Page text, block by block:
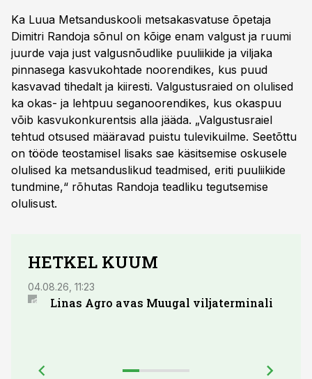
Ka Luua Metsanduskooli metsakasvatuse õpetaja
Dimitri Randoja sõnul on kõige enam valgust ja ruumi
juurde vaja just valgusnõudlike puuliikide ja viljaka
pinnasega kasvukohtade noorendikes, kus puud
kasvavad tihedalt ja kiiresti. Valgustusraied on olulised
ka okas- ja lehtpuu seganoorendikes, kus okaspuu
võib kasvukonkurentsis alla jääda. „Valgustusraiel
tehtud otsused määravad puistu tulevikuilme. Seetõttu
on tööde teostamisel lisaks sae käsitsemise oskusele
olulised ka metsanduslikud teadmised, eriti puuliikide
tundmine,“ rõhutas Randoja teadliku tegutsemise
olulisust.
HETKEL KUUM
04.08.26, 11:23
Linas Agro avas Muugal viljaterminali